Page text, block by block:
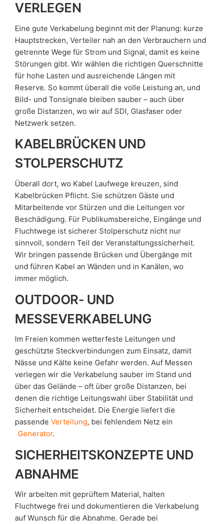
VERLEGEN
Eine gute Verkabelung beginnt mit der Planung: kurze
Hauptstrecken, Verteiler nah an den Verbrauchern und
getrennte Wege für Strom und Signal, damit es keine
Störungen gibt. Wir wählen die richtigen Querschnitte
für hohe Lasten und ausreichende Längen mit
Reserve. So kommt überall die volle Leistung an, und
Bild- und Tonsignale bleiben sauber – auch über
große Distanzen, wo wir auf SDI, Glasfaser oder
Netzwerk setzen.
KABELBRÜCKEN UND
STOLPERSCHUTZ
Überall dort, wo Kabel Laufwege kreuzen, sind
Kabelbrücken Pflicht. Sie schützen Gäste und
Mitarbeitende vor Stürzen und die Leitungen vor
Beschädigung. Für Publikumsbereiche, Eingänge und
Fluchtwege ist sicherer Stolperschutz nicht nur
sinnvoll, sondern Teil der Veranstaltungssicherheit.
Wir bringen passende Brücken und Übergänge mit
und führen Kabel an Wänden und in Kanälen, wo
immer möglich.
OUTDOOR- UND
MESSEVERKABELUNG
Im Freien kommen wetterfeste Leitungen und
geschützte Steckverbindungen zum Einsatz, damit
Nässe und Kälte keine Gefahr werden. Auf Messen
verlegen wir die Verkabelung sauber im Stand und
über das Gelände – oft über große Distanzen, bei
denen die richtige Leitungswahl über Stabilität und
Sicherheit entscheidet. Die Energie liefert die
passende Verteilung, bei fehlendem Netz ein
Generator.
SICHERHEITSKONZEPTE UND
ABNAHME
Wir arbeiten mit geprüftem Material, halten
Fluchtwege frei und dokumentieren die Verkabelung
auf Wunsch für die Abnahme. Gerade bei